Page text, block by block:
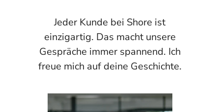
Jeder Kunde bei Shore ist
einzigartig. Das macht unsere
Gespräche immer spannend. Ich
freue mich auf deine Geschichte.